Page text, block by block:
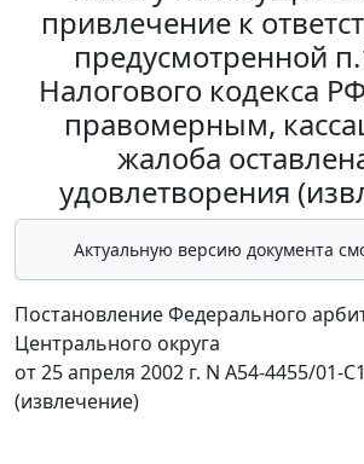
привлечение к
предусмотренной
Налогового кодекса
правомерным,
жалоба
удовлетворения
Актуальную версию документа
Постановление Федерального
Центрального округа
от 25 апреля 2002 г. N А54-4455/01-
(извлечение)